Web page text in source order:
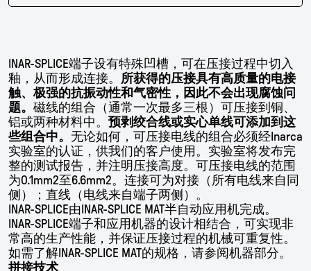
INAR-SPLICE端子设有特殊凹槽，可在压接过程中切入
釉，从而形成连接。 所获得的压接具有高质量的电接
触、极强的抗振动性和气密性，因此不会出现腐蚀问
题。 磁线的组合（通常一次最多三根）可压接到铜、
铝或两种材料中。 预剥绞合线或实心单线可添加到这
些组合中。 无论如何，可压接电线的组合必须经Inarca
实验室的认证，供我们的客户使用。实验室将发布完
整的测试报告，并注明压接高度。 可压接电线的范围
为0.1mm2至6.6mm2。 连接可为对接（所有电线来自同
侧）；直线（电线来自端子两侧）。
INAR-SPLICE由INAR-SPLICE MAT半自动应用机完成。
INAR-SPLICE端子和应用机器的设计相结合，可实现非
常高的生产性能，并保证压接过程的机械可重复性。
如需了解INAR-SPLICE MAT的规格，请参阅机器部分。
拼接技术